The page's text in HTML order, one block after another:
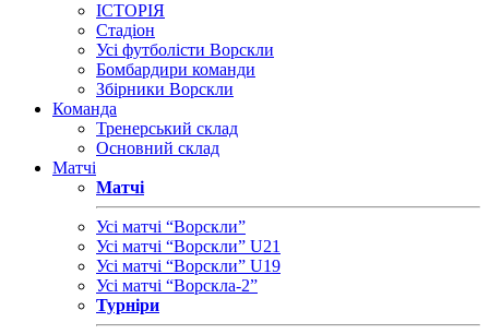
ІСТОРІЯ
Стадіон
Усі футболісти Ворскли
Бомбардири команди
Збірники Ворскли
Команда
Тренерський склад
Основний склад
Матчі
Матчі
Усі матчі “Ворскли”
Усі матчі “Ворскли” U21
Усі матчі “Ворскли” U19
Усі матчі “Ворскла-2”
Турніри